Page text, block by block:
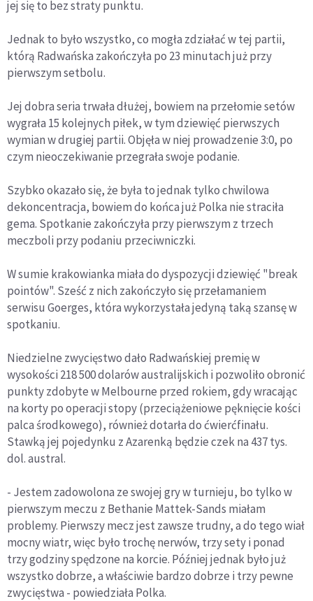
jej się to bez straty punktu.
Jednak to było wszystko, co mogła zdziałać w tej partii,
którą Radwańska zakończyła po 23 minutach już przy
pierwszym setbolu.
Jej dobra seria trwała dłużej, bowiem na przełomie setów
wygrała 15 kolejnych piłek, w tym dziewięć pierwszych
wymian w drugiej partii. Objęła w niej prowadzenie 3:0, po
czym nieoczekiwanie przegrała swoje podanie.
Szybko okazało się, że była to jednak tylko chwilowa
dekoncentracja, bowiem do końca już Polka nie straciła
gema. Spotkanie zakończyła przy pierwszym z trzech
meczboli przy podaniu przeciwniczki.
W sumie krakowianka miała do dyspozycji dziewięć "break
pointów". Sześć z nich zakończyło się przełamaniem
serwisu Goerges, która wykorzystała jedyną taką szansę w
spotkaniu.
Niedzielne zwycięstwo dało Radwańskiej premię w
wysokości 218 500 dolarów australijskich i pozwoliło obronić
punkty zdobyte w Melbourne przed rokiem, gdy wracając
na korty po operacji stopy (przeciążeniowe pęknięcie kości
palca środkowego), również dotarła do ćwierćfinału.
Stawką jej pojedynku z Azarenką będzie czek na 437 tys.
dol. austral.
- Jestem zadowolona ze swojej gry w turnieju, bo tylko w
pierwszym meczu z Bethanie Mattek-Sands miałam
problemy. Pierwszy mecz jest zawsze trudny, a do tego wiał
mocny wiatr, więc było trochę nerwów, trzy sety i ponad
trzy godziny spędzone na korcie. Później jednak było już
wszystko dobrze, a właściwie bardzo dobrze i trzy pewne
zwycięstwa - powiedziała Polka.